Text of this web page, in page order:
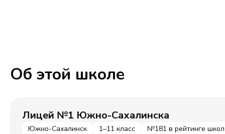
Об этой школе
Лицей №1 Южно-Сахалинска
Южно-Сахалинск 1–11 класс №181 в рейтинге